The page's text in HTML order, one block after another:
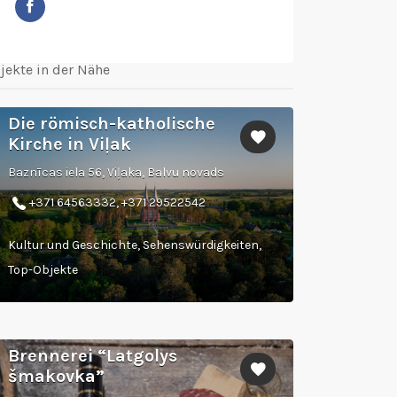
in der Nähe
Die römisch-katholische
Kirche in Viļak
Baznīcas iela 56, Viļaka, Balvu novads
+371 64563332, +371 29522542
Kultur und Geschichte, Sehenswürdigkeiten,
Top-Objekte
Brennerei “Latgolys
šmakovka”